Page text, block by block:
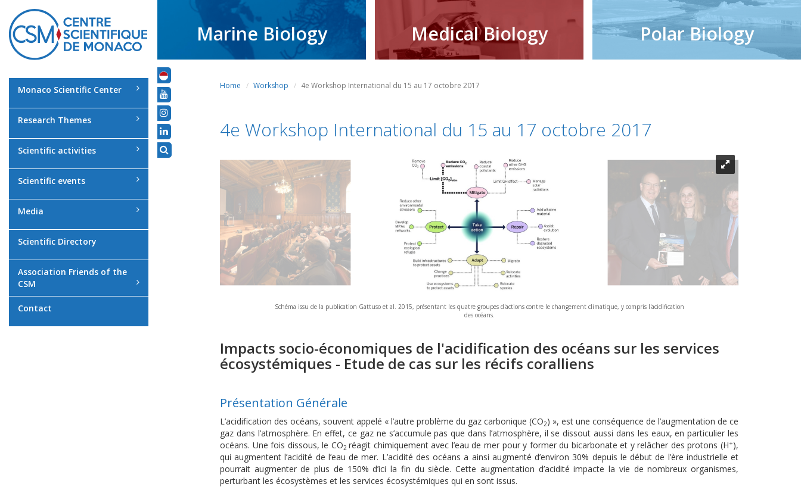
Monaco Scientific Center
Research Themes
Scientific activities
Scientific events
Media
Scientific Directory
Association Friends of the
CSM
Contact
Marine Biology Medical Biology Polar Biology
Home Workshop 4e Workshop International du 15 au 17 octobre 2017
4e Workshop International du 15 au 17 octobre 2017
Schéma issu de la publication Gattuso et al. 2015, présentant les quatre groupes d'actions contre le changement climatique, y compris l'acidification
des océans.
Impacts socio-économiques de l'acidification des océans sur les services
écosystémiques - Etude de cas sur les récifs coralliens
Présentation Générale
L’acidification des océans, souvent appelé « l’autre problème du gaz carbonique (CO2) », est une conséquence de l’augmentation de ce
gaz dans l’atmosphère. En effet, ce gaz ne s’accumule pas que dans l’atmosphère, il se dissout aussi dans les eaux, en particulier les
océans. Une fois dissous, le CO2réagit chimiquement avec l’eau de mer pour y former du bicarbonate et y relâcher des protons (H+),
qui augmentent l’acidité de l’eau de mer. L’acidité des océans a ainsi augmenté d’environ 30% depuis le début de l’ère industrielle et
pourrait augmenter de plus de 150% d’ici la fin du siècle. Cette augmentation d’acidité impacte la vie de nombreux organismes,
perturbant les écosystèmes et les services écosystémiques qui en sont issus.